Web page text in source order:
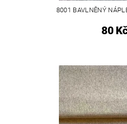
8001 BAVLNĚNÝ
80